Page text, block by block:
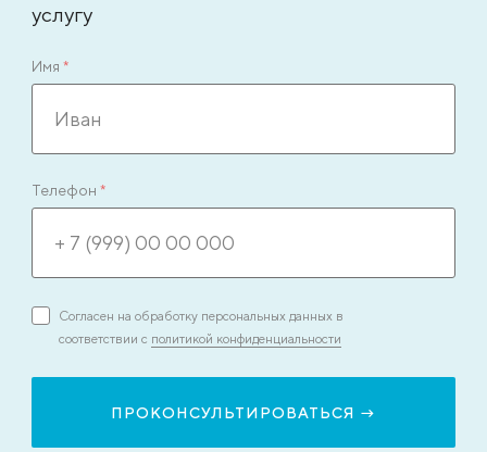
услугу
Имя *
Телефон *
Согласен на обработку персональных данных в
соответствии с политикой конфиденциальности